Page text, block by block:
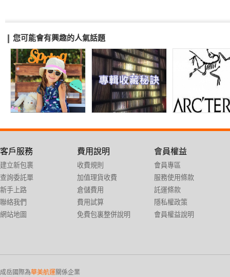
您可能會有興趣的人氣話題
客戶服務
建立新包裹
查詢委託單
新手上路
聯絡我們
網站地圖
費用說明
收費規則
加值理貨收費
倉儲費用
費用試算
免費包裏整併說明
會員權益
會員專區
服務使用條款
託運條款
隱私權政策
會員權益說明
成岳國際為華美航運關係企業